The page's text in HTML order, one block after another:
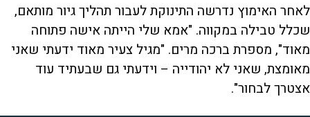
לאחר האימוץ נדרשה התינוקת לעבור תהליך גיור מותאם,
שכלל טבילה במקווה. "אמא שלי הייתה אישה פתוחה
מאוד", מספרת ברכה מרים. "מגיל צעיר מאוד ידעתי שאני
מאומצת, שאני לא יהודייה – וידעתי גם שבעתיד עוד
אצטרך לבחור".